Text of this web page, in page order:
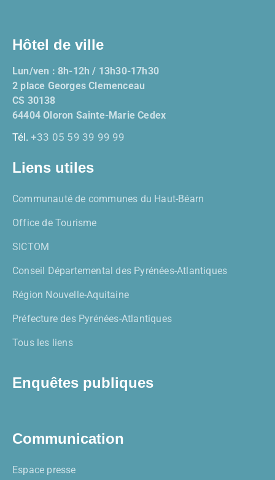
Hôtel de ville
Lun/ven : 8h-12h / 13h30-17h30
2 place Georges Clemenceau
CS 30138
64404 Oloron Sainte-Marie Cedex
Tél. +33 05 59 39 99 99
Liens utiles
Communauté de communes du Haut-Béarn
Office de Tourisme
SICTOM
Conseil Départemental des Pyrénées-Atlantiques
Région Nouvelle-Aquitaine
Préfecture des Pyrénées-Atlantiques
Tous les liens
Enquêtes publiques
Communication
Espace presse